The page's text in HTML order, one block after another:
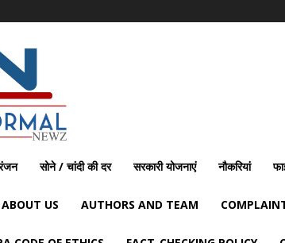
सोने / चांदी की दर सरकारी योजनाएं नौकरियां
ABOUT US AUTHORS AND TEAM